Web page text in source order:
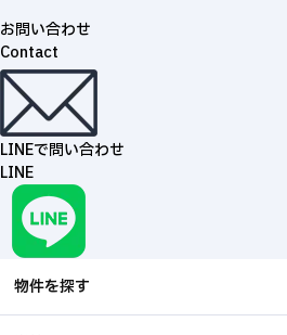
お問い合わせ
Contact
LINEで問い合わせ
LINE
物件を探す